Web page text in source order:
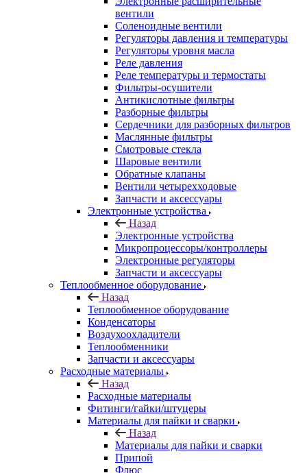
вентили
Соленоидные вентили
Регуляторы давления и температуры
Регуляторы уровня масла
Реле давления
Реле температуры и термостаты
Фильтры-осушители
Антикислотные фильтры
Разборные фильтры
Сердечники для разборных фильтров
Маслянные фильтры
Смотровые стекла
Шаровые вентили
Обратные клапаны
Вентили четырехходовые
Запчасти и аксессуары
Электронные устройства
Назад
Электронные устройства
Микропроцессоры/контроллеры
Электронные регуляторы
Запчасти и аксессуары
Теплообменное оборудование
Назад
Теплообменное оборудование
Конденсаторы
Воздухоохладители
Теплообменники
Запчасти и аксессуары
Расходные материалы
Назад
Расходные материалы
Фитинги/гайки/штуцеры
Материалы для пайки и сварки
Назад
Материалы для пайки и сварки
Припой
Флюс